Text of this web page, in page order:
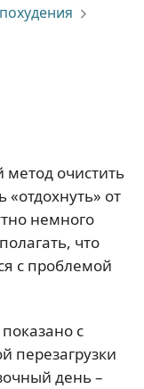
метод очистить
от
немного
что
с проблемой
с
перезагрузки
день –